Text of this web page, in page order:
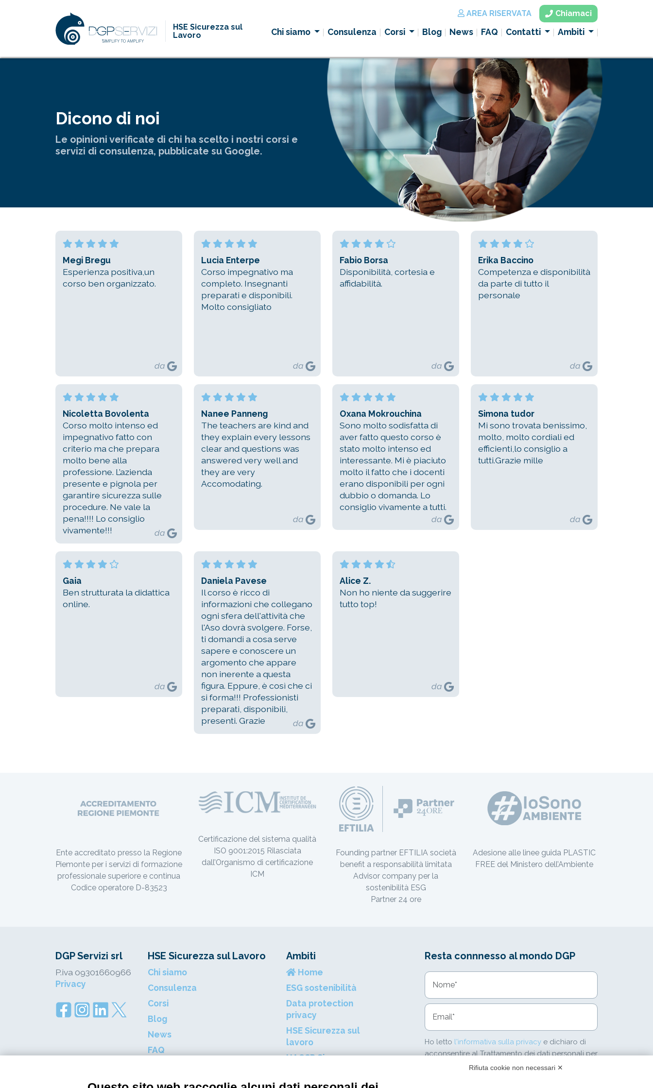
AREA RISERVATA
Chiamaci
HSE Sicurezza sul
Lavoro
Chi siamo Consulenza Corsi Blog News FAQ Contatti Ambiti
Dicono di noi
Le opinioni verificate di chi ha scelto i nostri corsi e
servizi di consulenza, pubblicate su Google.
Megi Bregu
Esperienza positiva,un
corso ben organizzato.
da
Lucia Enterpe
Corso impegnativo ma
completo. Insegnanti
preparati e disponibili.
Molto consigliato
da
Fabio Borsa
Disponibilità, cortesia e
affidabilità.
da
Erika Baccino
Competenza e disponibilità
da parte di tutto il
personale
da
Nicoletta Bovolenta
Corso molto intenso ed
impegnativo fatto con
criterio ma che prepara
molto bene alla
professione. L’azienda
presente e pignola per
garantire sicurezza sulle
procedure. Ne vale la
pena!!!! Lo consiglio
vivamente!!!
da
Nanee Panneng
The teachers are kind and
they explain every lessons
clear and questions was
answered very well and
they are very
Accomodating.
da
Oxana Mokrouchina
Sono molto sodisfatta di
aver fatto questo corso è
stato molto intenso ed
interessante. Mi è piaciuto
molto il fatto che i docenti
erano disponibili per ogni
dubbio o domanda. Lo
consiglio vivamente a tutti.
da
Simona tudor
Mi sono trovata benissimo,
molto, molto cordiali ed
efficienti,lo consiglio a
tutti.Grazie mille
da
Gaia
Ben strutturata la didattica
online.
da
Daniela Pavese
Il corso è ricco di
informazioni che collegano
ogni sfera dell'attività che
l'Aso dovrà svolgere. Forse,
ti domandi a cosa serve
sapere e conoscere un
argomento che appare
non inerente a questa
figura. Eppure, è così che ci
si forma!!! Professionisti
preparati, disponibili,
presenti. Grazie
da
Alice Z.
Non ho niente da suggerire
tutto top!
da
Ente accreditato presso la Regione
Piemonte per i servizi di formazione
professionale superiore e continua
Codice operatore D-83523
Certificazione del sistema qualità
ISO 9001:2015 Rilasciata
dall’Organismo di certificazione
ICM
Founding partner EFTILIA società
benefit a responsabilità limitata
Advisor company per la
sostenibilità ESG
Partner 24 ore
Adesione alle linee guida PLASTIC
FREE del Ministero dell’Ambiente
DGP Servizi srl
P.iva 09301660966
Privacy
HSE Sicurezza sul Lavoro
Chi siamo
Consulenza
Corsi
Blog
News
FAQ
Ambiti
Home
ESG sostenibilità
Data protection
privacy
HSE Sicurezza sul
lavoro
HACCP Sicurezza
Formazione
Resta connnesso al mondo DGP
Nome
Indirizzo E-mail
Ho letto l'informativa sulla privacy e dichiaro di
acconsentire al Trattamento dei dati personali per
ricevere la newsletter.Rifiuta cookie non necessari ✕